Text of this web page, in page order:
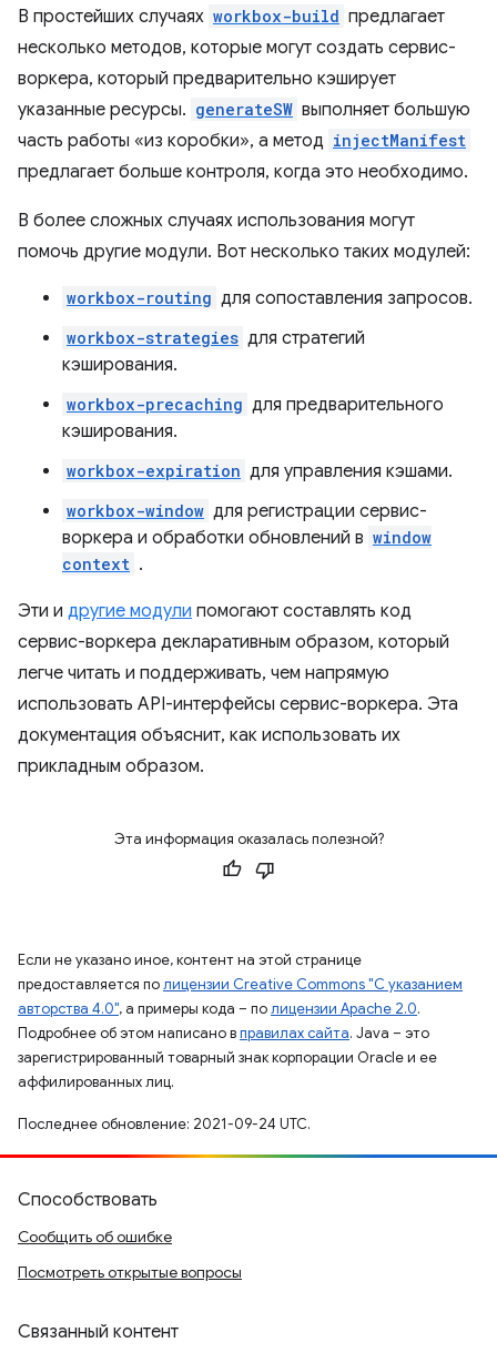
В простейших случаях workbox-build предлагает
несколько методов, которые могут создать сервис-
воркера, который предварительно кэширует
указанные ресурсы. generateSW выполняет большую
часть работы «из коробки», а метод injectManifest
предлагает больше контроля, когда это необходимо.
В более сложных случаях использования могут
помочь другие модули. Вот несколько таких модулей:
workbox-routing для сопоставления запросов.
workbox-strategies для стратегий
кэширования.
workbox-precaching для предварительного
кэширования.
workbox-expiration для управления кэшами.
workbox-window для регистрации сервис-
воркера и обработки обновлений в window
context .
Эти и другие модули помогают составлять код
сервис-воркера декларативным образом, который
легче читать и поддерживать, чем напрямую
использовать API-интерфейсы сервис-воркера. Эта
документация объяснит, как использовать их
прикладным образом.
Эта информация оказалась полезной?
Если не указано иное, контент на этой странице
предоставляется полицензии Creative Commons "С указанием
авторства 4.0", а примеры кода – полицензии Apache 2.0.
Подробнее об этом написано вправилах сайта. Java – это
зарегистрированный товарный знак корпорации Oracle и ее
аффилированных лиц.
Последнее обновление: 2021-09-24 UTC.
Способствовать
Сообщить об ошибке
Посмотреть открытые вопросы
Связанный контент